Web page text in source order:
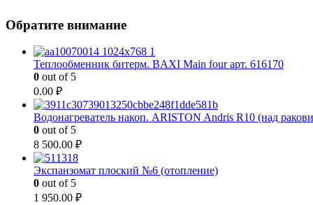
Обратите внимание
Теплообменник битерм. BAXI Main four арт. 616170
0 out of 5
0.00 ₽
Водонагреватель накоп. ARISTON Andris R10 (над
0 out of 5
8 500.00 ₽
Экспанзомат плоский №6 (отопление)
0 out of 5
1 950.00 ₽